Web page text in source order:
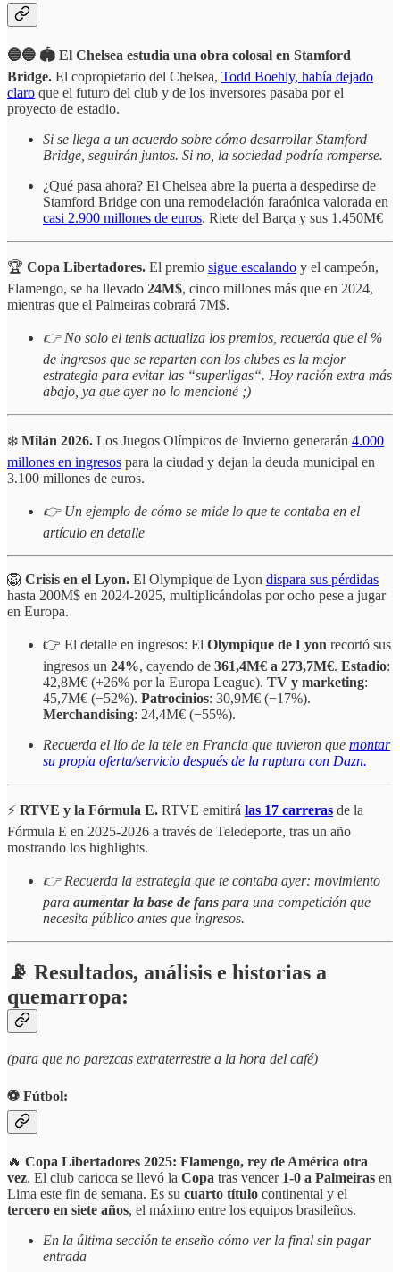
🔵🔵 🏟️ El Chelsea estudia una obra colosal en Stamford
Bridge. El copropietario del Chelsea, Todd Boehly, había dejado
claro que el futuro del club y de los inversores pasaba por el
proyecto de estadio.
Si se llega a un acuerdo sobre cómo desarrollar Stamford
Bridge, seguirán juntos. Si no, la sociedad podría romperse.
¿Qué pasa ahora? El Chelsea abre la puerta a despedirse de
Stamford Bridge con una remodelación faraónica valorada en
casi 2.900 millones de euros. Riete del Barça y sus 1.450M€
🏆 Copa Libertadores. El premio sigue escalando y el campeón,
Flamengo, se ha llevado 24M$, cinco millones más que en 2024,
mientras que el Palmeiras cobrará 7M$.
👉 No solo el tenis actualiza los premios, recuerda que el %
de ingresos que se reparten con los clubes es la mejor
estrategia para evitar las “superligas“. Hoy ración extra más
abajo, ya que ayer no lo mencioné ;)
❄️ Milán 2026. Los Juegos Olímpicos de Invierno generarán 4.000
millones en ingresos para la ciudad y dejan la deuda municipal en
3.100 millones de euros.
👉 Un ejemplo de cómo se mide lo que te contaba en el
artículo en detalle
🦁 Crisis en el Lyon. El Olympique de Lyon dispara sus pérdidas
hasta 200M$ en 2024-2025, multiplicándolas por ocho pese a jugar
en Europa.
👉 El detalle en ingresos: El Olympique de Lyon recortó sus
ingresos un 24%, cayendo de 361,4M€ a 273,7M€. Estadio:
42,8M€ (+26% por la Europa League). TV y marketing:
45,7M€ (−52%). Patrocinios: 30,9M€ (−17%).
Merchandising: 24,4M€ (−55%).
Recuerda el lío de la tele en Francia que tuvieron que montar
su propia oferta/servicio después de la ruptura con Dazn.
⚡ RTVE y la Fórmula E. RTVE emitirá las 17 carreras de la
Fórmula E en 2025-2026 a través de Teledeporte, tras un año
mostrando los highlights.
👉 Recuerda la estrategia que te contaba ayer: movimiento
para aumentar la base de fans para una competición que
necesita público antes que ingresos.
📡 Resultados, análisis e historias a
quemarropa:
(para que no parezcas extraterrestre a la hora del café)
⚽️ Fútbol:
🔥 Copa Libertadores 2025: Flamengo, rey de América otra
vez. El club carioca se llevó la Copa tras vencer 1-0 a Palmeiras en
Lima este fin de semana. Es su cuarto título continental y el
tercero en siete años, el máximo entre los equipos brasileños.
En la última sección te enseño cómo ver la final sin pagar
entrada